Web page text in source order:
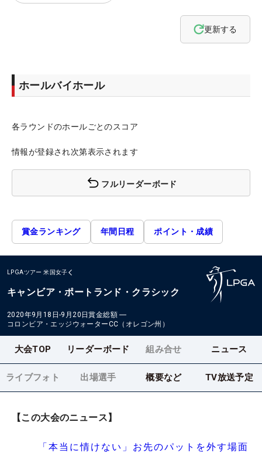
更新する
ホールバイホール
各ラウンドのホールごとのスコア
情報が登録され次第表示されます
フルリーダーボード
賞金ランキング 年間日程 ポイント・成績
LPGAツアー 米国女子
キャンビア・ポートランド・クラシック
2020年9月18日-9月20日賞金総額 ―
コロンビア・エッジウォーターCC（オレゴン州）
大会TOP リーダーボード 組み合せ ニュース
ライブフォト 出場選手 概要など TV放送予定
【この大会のニュース】
「本当に情けない」お先のパットを外す場面